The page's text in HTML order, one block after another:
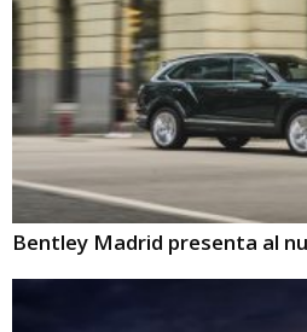
Bentley Madrid presenta al